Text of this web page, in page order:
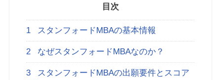
目次
1 スタンフォードMBAの基本情報
2 なぜスタンフォードMBAなのか？
3
スタンフォードMBAの出願要件とスコア